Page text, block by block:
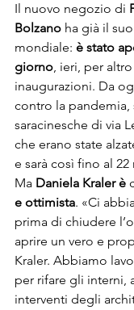
Il nuovo negozio di
Bolzano ha già il
mondiale: è stato
giorno, ieri, per
inaugurazioni. Da
contro la pandemia,
saracinesche di via
che erano state
e sarà così fino al
Ma Daniela Kraler è
e ottimista. «Ci
prima di chiudere
aprire un vero e
Kraler. Abbiamo
per rifare gli interni,
interventi degli